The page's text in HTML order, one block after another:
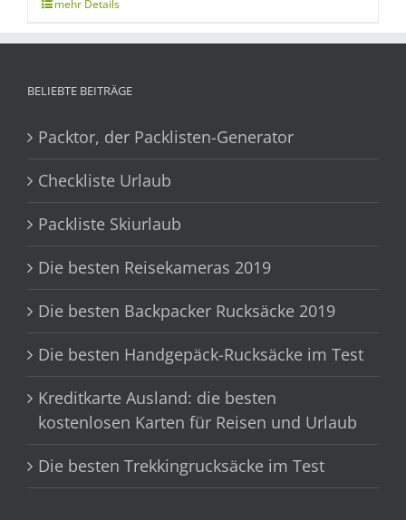
BELIEBTE BEITRÄGE
Packtor, der Packlisten-Generator
Checkliste Urlaub
Packliste Skiurlaub
Die besten Reisekameras 2019
Die besten Backpacker Rucksäcke 2019
Die besten Handgepäck-Rucksäcke im Test
Kreditkarte Ausland: die besten
kostenlosen Karten für Reisen und Urlaub
Die besten Trekkingrucksäcke im Test